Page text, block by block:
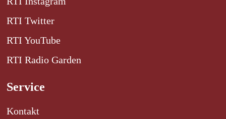
RTI Twitter
RTI YouTube
RTI Radio Garden
Service
Kontakt